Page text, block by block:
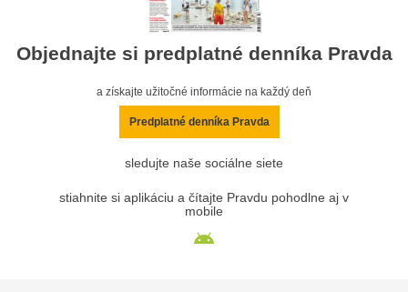
Objednajte si predplatné denníka Pravda
a získajte užitočné informácie na každý deň
Predplatné denníka Pravda
sledujte naše sociálne siete
stiahnite si aplikáciu a čítajte Pravdu pohodlne aj v
mobile